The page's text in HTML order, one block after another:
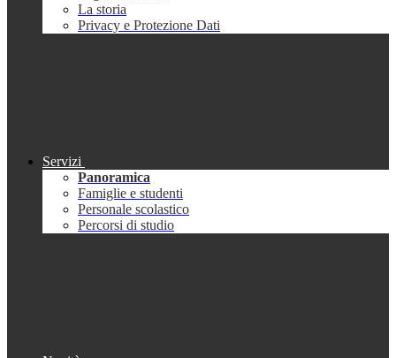
La storia
Privacy e Protezione Dati
Servizi
Panoramica
Famiglie e studenti
Personale scolastico
Percorsi di studio